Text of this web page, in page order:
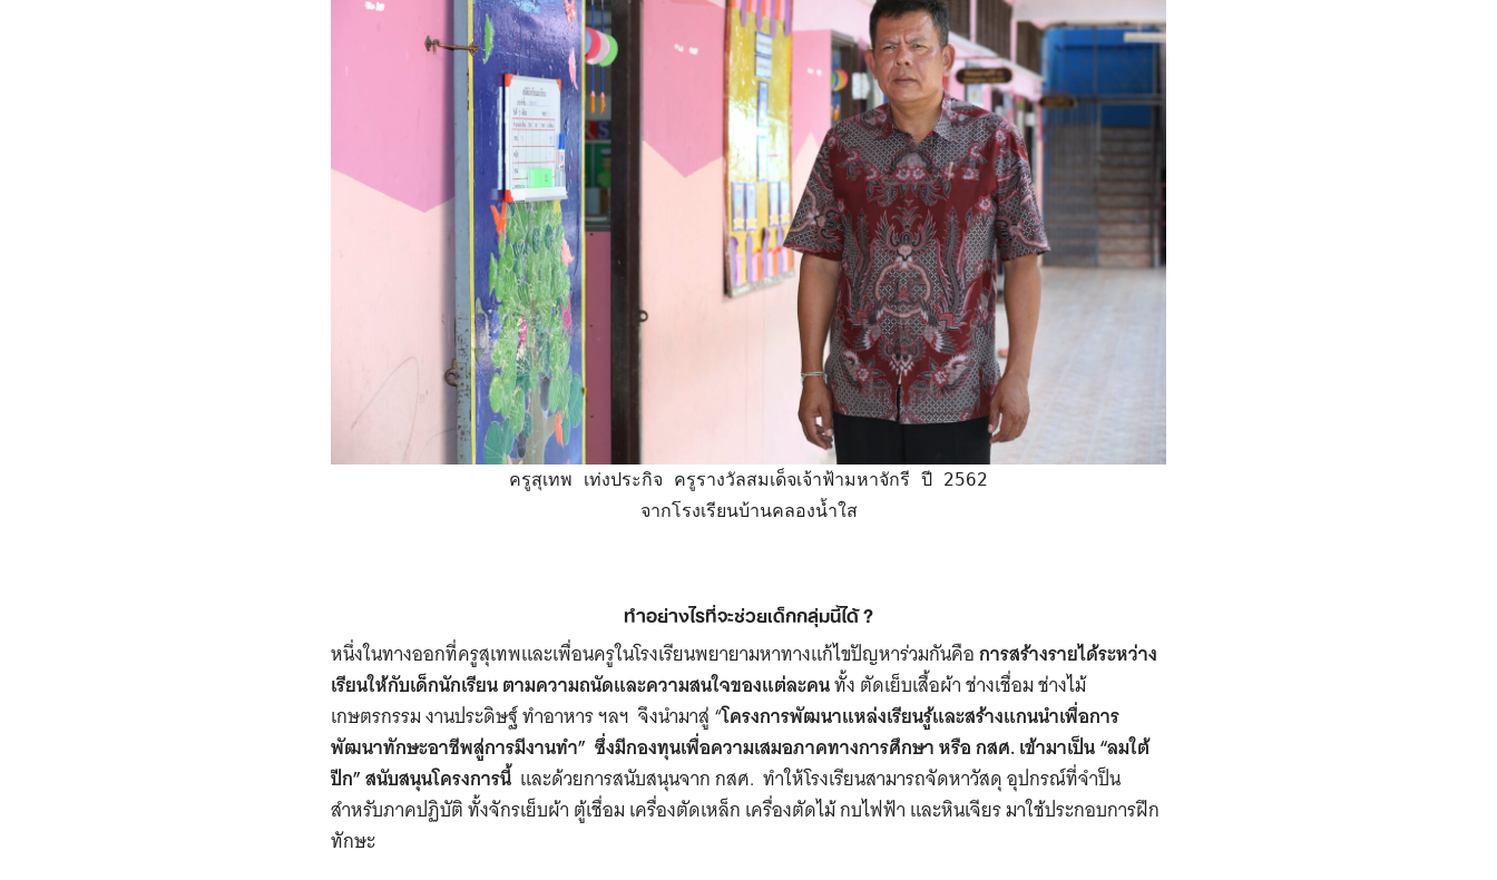
Search
for:
ครูสุเทพ เท่งประกิจ ครูรางวัลสมเด็จเจ้าฟ้ามหาจักรี ปี 2562
จากโรงเรียนบ้านคลองน้ำใส
ทำอย่างไรที่จะช่วยเด็กกลุ่มนี้ได้?
หนึ่งในทางออกที่ครูสุเทพและเพื่อนครูในโรงเรียนพยายามหาทางแก้ไขปัญหาร่วมกันคือการสร้างรายได้ระหว่าง
เรียนให้กับเด็กนักเรียน ตามความถนัดและความสนใจของแต่ละคนทั้ง ​ตัดเย็บเสื้อผ้า ช่างเชื่อม ช่างไม้
เกษตรกรรม งานประดิษฐ์ ทำอาหาร ฯลฯ จึงนำมาสู่ “โครงการพัฒนาแหล่งเรียนรู้และสร้างแกนนำเพื่อการ
พัฒนาทักษะอาชีพสู่การมีงานทำ” ซึ่งมีกองทุนเพื่อความเสมอภาคทางการศึกษา หรือ กสศ. เข้ามาเป็น “ลมใต้
ปีก” สนับสนุนโครงการนี้ และด้วยการสนับสนุนจาก กสศ. ทำให้โรงเรียนสามารถจัดหาวัสดุ อุปกรณ์ที่จำป็น
สำหรับภาคปฏิบัติ ทั้งจักรเย็บผ้า ตู้เชื่อม เครื่องตัดเหล็ก เครื่องตัดไม้ กบไฟฟ้า และหินเจียร มาใช้ประกอบการฝึก
ทักษะ